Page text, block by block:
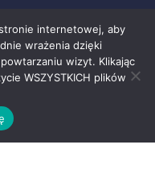
internetowej, aby
wrażenia dzięki
wizyt. Klikając
WSZYSTKICH plików